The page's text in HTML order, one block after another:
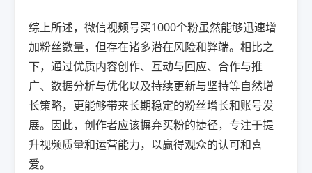
综上所述，微信视频号买1000个粉虽然能够迅速增
加粉丝数量，但存在诸多潜在风险和弊端。相比之
下，通过优质内容创作、互动与回应、合作与推
广、数据分析与优化以及持续更新与坚持等自然增
长策略，更能够带来长期稳定的粉丝增长和账号发
展。因此，创作者应该摒弃买粉的捷径，专注于提
升视频质量和运营能力，以赢得观众的认可和喜
爱。